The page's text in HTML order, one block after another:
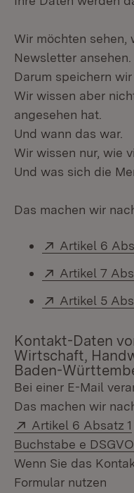
Wir möchten sehen,
Newsletter ansehen.
Darum speichern wir
Wir wissen aber
angesehen hat.
Und wann das war.
Wir wissen nur, wie
Und was sich die
Das machen wir
Extern:
Artikel 6
Extern:
Artikel 7
Extern:
Artikel 5
Kontakt-Daten
Wirtschaft,
Baden-
Bei einer E-Mail
Das machen wir
Extern:
Artikel 6 Absatz 1
Buchstabe e DSGVO
Wenn Sie das
Formular nutzen